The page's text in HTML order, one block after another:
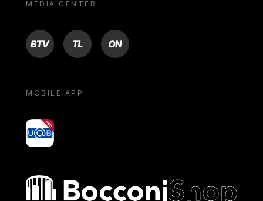
MEDIA CENTER
BTV TL ON
MOBILE APP
yoU@B
Bocconi shop